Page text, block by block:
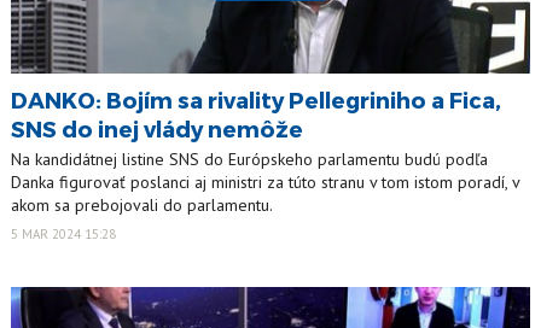
DANKO: Bojím sa rivality Pellegriniho a Fica,
SNS do inej vlády nemôže
Na kandidátnej listine SNS do Európskeho parlamentu budú podľa
Danka figurovať poslanci aj ministri za túto stranu v tom istom poradí, v
akom sa prebojovali do parlamentu.
5 MAR 2024 15:28